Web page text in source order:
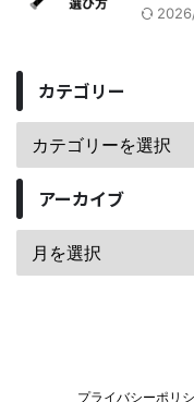
カテゴリー
アーカイブ
プライバシーポリ